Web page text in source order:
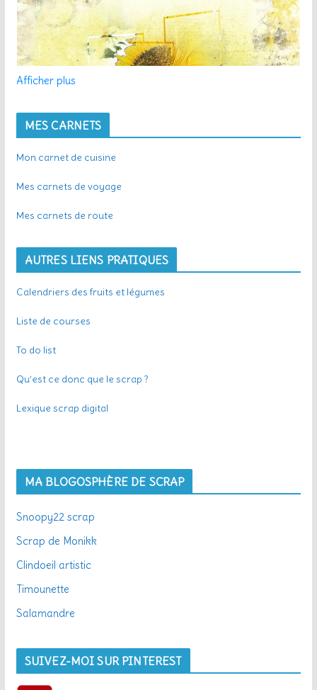
Afficher plus
MES CARNETS
Mon carnet de cuisine
Mes carnets de voyage
Mes carnets de route
AUTRES LIENS PRATIQUES
Calendriers des fruits et légumes
Liste de courses
To do list
Qu’est ce donc que le scrap ?
Lexique scrap digital
MA BLOGOSPHÈRE DE SCRAP
Snoopy22 scrap
Scrap de Monikk
Clindoeil artistic
Timounette
Salamandre
SUIVEZ-MOI SUR PINTEREST